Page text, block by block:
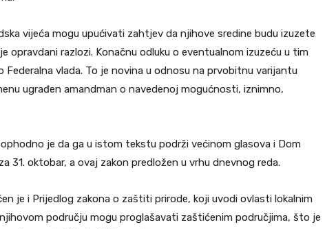
vijeća mogu upućivati zahtjev da njihove sredine budu izuzete
opravdani razlozi. Konačnu odluku o eventualnom izuzeću u tim
Federalna vlada. To je novina u odnosu na prvobitnu varijantu
ugrađen amandman o navedenoj mogućnosti, iznimno,
je da ga u istom tekstu podrži većinom glasova i Dom
31. oktobar, a ovaj zakon predložen u vrhu dnevnog reda.
je i Prijedlog zakona o zaštiti prirode, koji uvodi ovlasti lokalnim
području mogu proglašavati zaštićenim područjima, što je